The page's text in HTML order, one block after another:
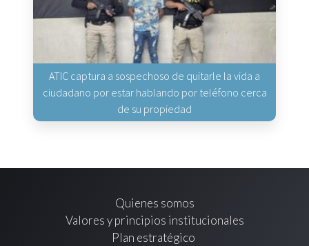
ATIC captura a sospechoso de quitarle la vida a
ciudadano por estar hablando por teléfono cerca
de su propiedad
Quienes somos
Valores y principios institucionales
Plan estratégico